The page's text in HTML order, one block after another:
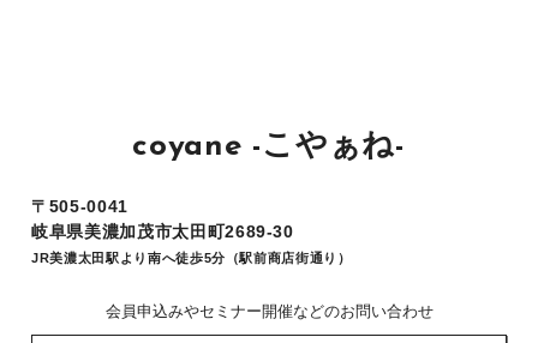
coyane -こやぁね-
〒505-0041
岐阜県美濃加茂市太田町2689-30
JR美濃太田駅より南へ徒歩5分（駅前商店街通り）
会員申込みやセミナー開催などのお問い合わせ